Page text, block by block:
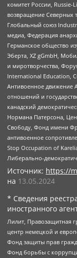
комитет России, Russie-
возвращение Северных
Глобальный союз
медиа, Федерация
Германское общество
Эберта, XZ gGmbH,
и миротворчества,
International Education,
Антивоенное движение
отношений и
канадский
Нормана Патерсона,
Свободу, Фонд имени
антивоенное
Stop Occupation of
Либерально-
Источник: https://
на 13.05.2024
* Сведения
иностранного
Лилит, Правозащитная
центр немецкой и
Фонд защиты прав
Фонд борьбы с